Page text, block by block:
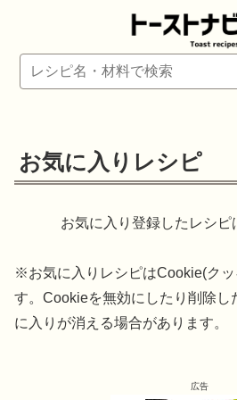
お気に入りレシピ
お気に入り登録したレシピ
※お気に入りレシピはCookie(クッ
す。Cookieを無効にしたり削除し
に入りが消える場合があります。
広告